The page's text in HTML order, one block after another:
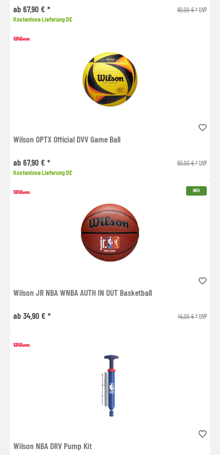
ab 67,90 € * 80,00 € *UVP
Kostenlose Lieferung DE
Wilson OPTX Official DVV Game Ball
ab 67,90 € * 80,00 € *UVP
Kostenlose Lieferung DE
NEU
Wilson JR NBA WNBA AUTH IN OUT Basketball
ab 34,90 € * 45,00 € *UVP
Wilson NBA DRV Pump Kit